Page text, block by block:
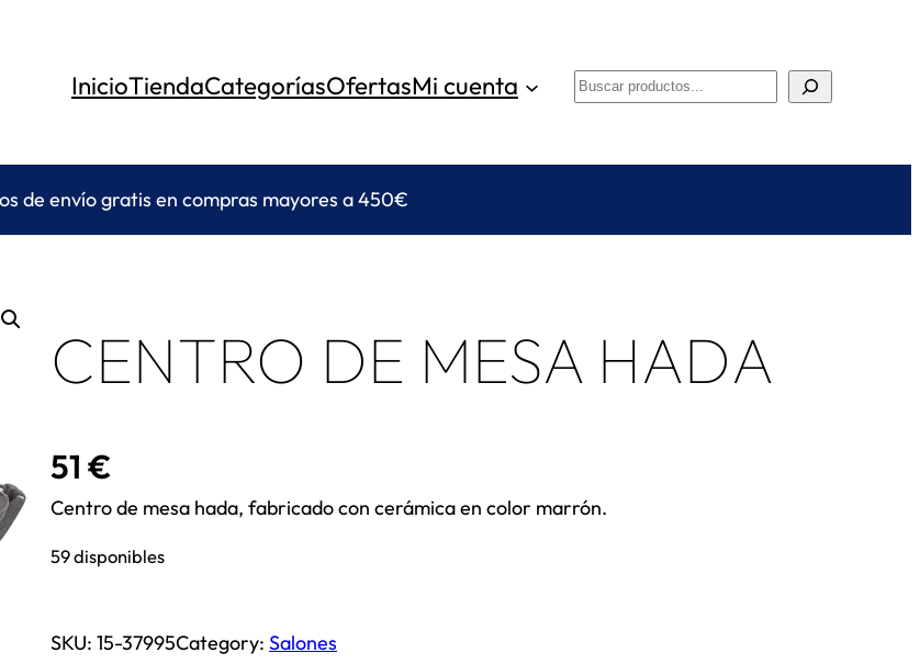
InicioTiendaCategoríasOfertasMi cuenta Buscar
de envío gratis en compras mayores a 450€
CENTRO DE MESA HADA
51 €
Centro de mesa hada, fabricado con cerámica en color marrón.
59 disponibles
SKU: 15-37995Category: Salones